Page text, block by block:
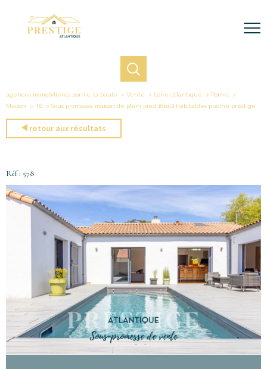
agences immobilières pornic, la baule Vente Loire atlantique
Pornic
Maison
T6 Sous promesse maison de plain pied 161m2 habitables piscine prestige
retour aux résultats
Réf : 578